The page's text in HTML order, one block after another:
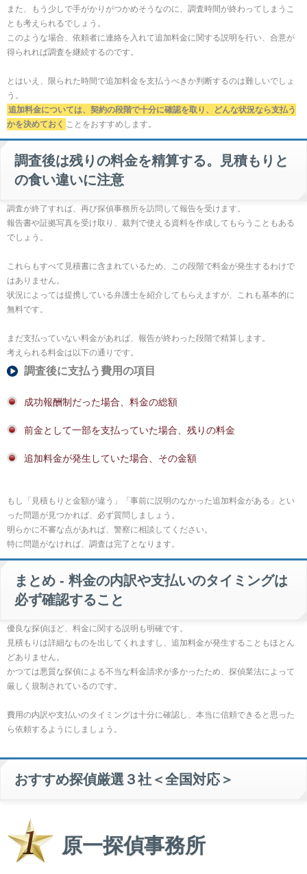
また、もう少しで手がかりがつかめそうなのに、調査時間が終わってしまうこ
とも考えられるでしょう。
このような場合、依頼者に連絡を入れて追加料金に関する説明を行い、合意が
得られれば調査を継続するのです。
とはいえ、限られた時間で追加料金を支払うべきか判断するのは難しいでしょ
う。
追加料金については、契約の段階で十分に確認を取り、どんな状況なら支払う
かを決めておく ことをおすすめします。
調査後は残りの料金を精算する。見積もりと
の食い違いに注意
調査が終了すれば、再び探偵事務所を訪問して報告を受けます。
報告書や証拠写真を受け取り、裁判で使える資料を作成してもらうこともある
でしょう。
これらもすべて見積書に含まれているため、この段階で料金が発生するわけで
はありません。
状況によっては提携している弁護士を紹介してもらえますが、これも基本的に
無料です。
まだ支払っていない料金があれば、報告が終わった段階で精算します。
考えられる料金は以下の通りです。
調査後に支払う費用の項目
成功報酬制だった場合、料金の総額
前金として一部を支払っていた場合、残りの料金
追加料金が発生していた場合、その金額
もし「見積もりと金額が違う」「事前に説明のなかった追加料金がある」とい
った問題が見つかれば、必ず質問しましょう。
明らかに不審な点があれば、警察に相談してください。
特に問題がなければ、調査は完了となります。
まとめ - 料金の内訳や支払いのタイミングは
必ず確認すること
優良な探偵ほど、料金に関する説明も明確です。
見積もりは詳細なものを出してくれますし、追加料金が発生することもほとん
どありません。
かつては悪質な探偵による不当な料金請求が多かったため、探偵業法によって
厳しく規制されているのです。
費用の内訳や支払いのタイミングは十分に確認し、本当に信頼できると思った
ら依頼するようにしましょう。
おすすめ探偵厳選３社＜全国対応＞
原一探偵事務所